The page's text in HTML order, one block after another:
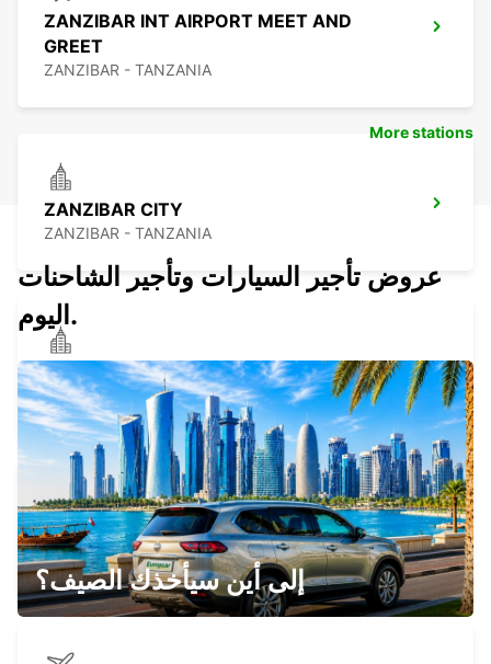
ZANZIBAR INT AIRPORT MEET AND
GREET
ZANZIBAR - TANZANIA
ZANZIBAR CITY
ZANZIBAR - TANZANIA
ZANZIBAR CITY CHAUFFEUR DRIVE
ZANZIBAR - TANZANIA
MOMBASA INT APT CHAUFFEUR DRIVE
MOMBASA - KENYA
More stations
عروض تأجير السيارات وتأجير الشاحنات
اليوم.
إلى أين سيأخذك الصيف؟